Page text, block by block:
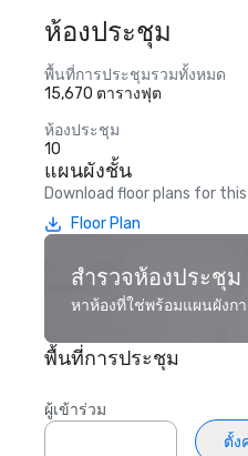
ห้องประชุม
พื้นที่การประชุมรวมทั้งหมด
15,670 ตารางฟุต
ห้องประชุม
10
แผนผังชั้น
Download floor plans for
Floor Plan
สำรวจห้องประชุม
หาห้องที่ใช่พร้อมแผนผังก
พื้นที่การประชุม
ผู้เข้าร่วม
ตั้ง